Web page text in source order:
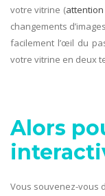
votre vitrine (attention
changements
facilement l’œil du
votre vitrine en deux
Alors
Vous souvenez-vous